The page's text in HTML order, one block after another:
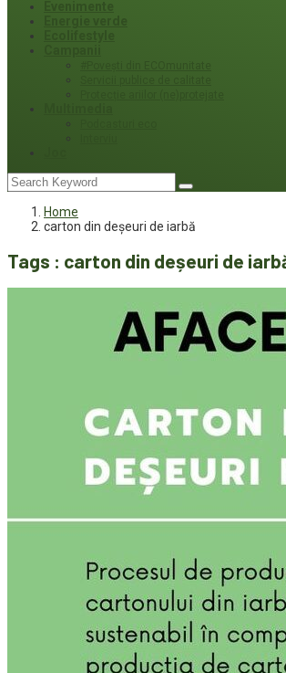
Home
carton din deșeuri de iarbă
Tags : carton din deșeuri de